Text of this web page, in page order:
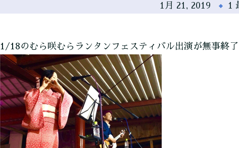
1月 21, 2019 1
1/18のむら咲むらランタンフェスティバル出演が無事終了